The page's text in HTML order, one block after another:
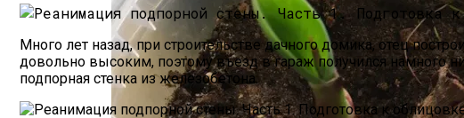
Много лет назад, при строительстве дачного домика, отец
довольно высоким, поэтому въезд в гараж получился намного
подпорная стенка из железобетона.